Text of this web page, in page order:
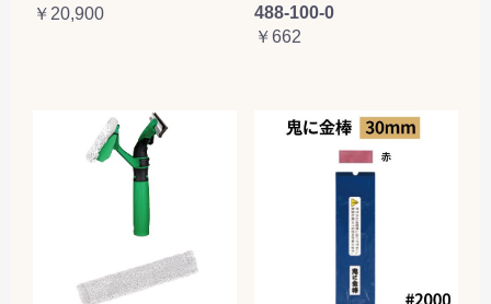
￥20,900
488-100-0
￥662